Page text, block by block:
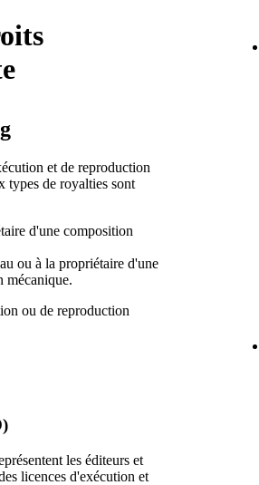
et de reproduction
types de royalties sont
d'une composition
ou à la propriétaire d'une
mécanique.
ou de reproduction
les éditeurs et
licences d'exécution et